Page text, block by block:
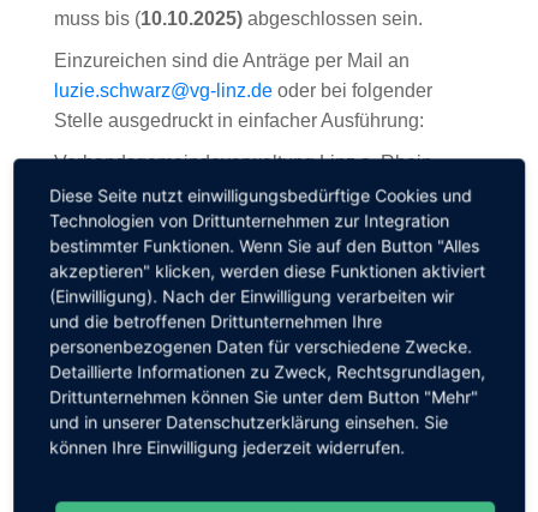
muss bis (10.10.2025)abgeschlossen sein.
Einzureichen sind die Anträge per Mail an
luzie.schwarz@vg-linz.deoder bei folgender
Stelle ausgedruckt in einfacher Ausführung:
Verbandsgemeindeverwaltung Linz a. Rhein
Geschäftsstelle LAG Rhein-Ahr
Am Schoppbüchel 5
53545 Linz am Rhein
Die LAG Rhein-Ahr freut sich auf zahlreiche
ideenreiche Anträge und bedankt sich schon jetzt
für das Engagement aller Beteiligten, die unsere
Region durch ihr Wirken lebenswerter machen.
Weitere Informationen sowie das
Bewerbungsformular finden Sie unter:
Diese Seite nutzt einwilligungsbedürftige Cookies und
Technologien von Drittunternehmen zur Integration
bestimmter Funktionen. Wenn Sie auf den Button "Alles
akzeptieren" klicken, werden diese Funktionen aktiviert
(Einwilligung). Nach der Einwilligung verarbeiten wir
und die betroffenen Drittunternehmen Ihre
personenbezogenen Daten für verschiedene Zwecke.
Detaillierte Informationen zu Zweck, Rechtsgrundlagen,
Drittunternehmen können Sie unter dem Button "Mehr"
und in unserer Datenschutzerklärung einsehen. Sie
können Ihre Einwilligung jederzeit widerrufen.